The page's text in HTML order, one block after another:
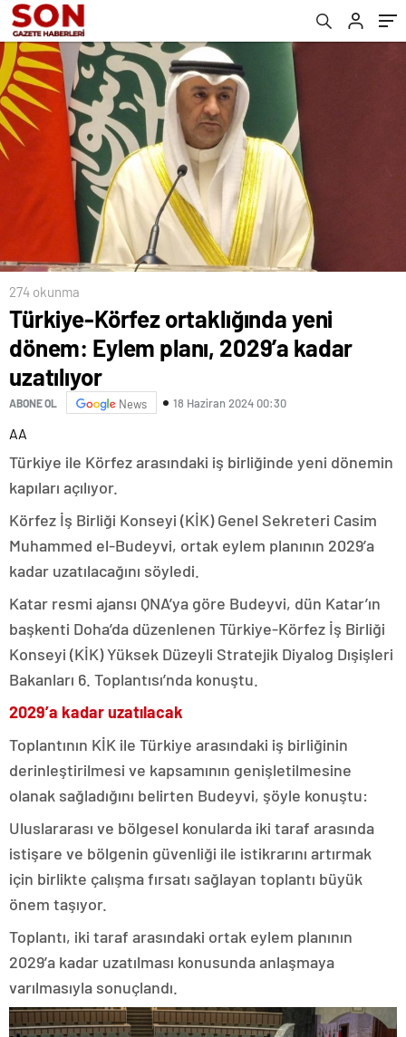
274 okunma
Türkiye-Körfez ortaklığında yeni
dönem: Eylem planı, 2029’a kadar
uzatılıyor
ABONE OL News 18 Haziran 2024 00:30
AA
Türkiye ile Körfez arasındaki iş birliğinde yeni dönemin
kapıları açılıyor.
Körfez İş Birliği Konseyi (KİK) Genel Sekreteri Casim
Muhammed el-Budeyvi, ortak eylem planının 2029’a
kadar uzatılacağını söyledi.
Katar resmi ajansı QNA’ya göre Budeyvi, dün Katar’ın
başkenti Doha’da düzenlenen Türkiye-Körfez İş Birliği
Konseyi (KİK) Yüksek Düzeyli Stratejik Diyalog Dışişleri
Bakanları 6. Toplantısı’nda konuştu.
2029’a kadar uzatılacak
Toplantının KİK ile Türkiye arasındaki iş birliğinin
derinleştirilmesi ve kapsamının genişletilmesine
olanak sağladığını belirten Budeyvi, şöyle konuştu:
Uluslararası ve bölgesel konularda iki taraf arasında
istişare ve bölgenin güvenliği ile istikrarını artırmak
için birlikte çalışma fırsatı sağlayan toplantı büyük
önem taşıyor.
Toplantı, iki taraf arasındaki ortak eylem planının
2029’a kadar uzatılması konusunda anlaşmaya
varılmasıyla sonuçlandı.